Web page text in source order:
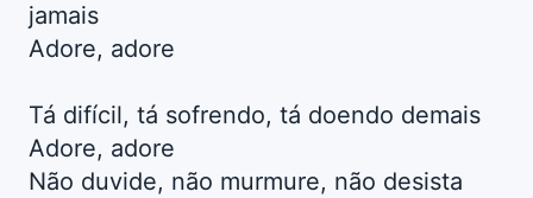
jamais
Adore, adore
Tá difícil, tá sofrendo, tá doendo demais
Adore, adore
Não duvide, não murmure, não desista